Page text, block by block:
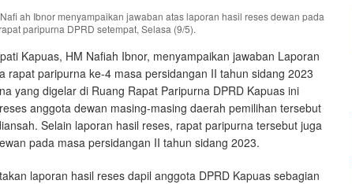
Kapuas, HM Nafiah Ibnor, menyampaikan jawaban Laporan
rapat paripurna ke-4 masa persidangan II tahun sidang 2023
yang digelar di Ruang Rapat Paripurna DPRD Kapuas ini
anggota dewan masing-masing daerah pemilihan tersebut
Selain laporan hasil reses, rapat paripurna tersebut juga
pada masa persidangan II tahun sidang 2023.
laporan hasil reses dapil anggota DPRD Kapuas sebagian